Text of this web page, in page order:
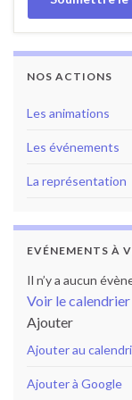
NOS ACTIONS
Les animations
Les événements
La représentation
EVÉNEMENTS À
Il n’y a aucun
Voir le calendrier
Ajouter
Ajouter au
Ajouter à Google